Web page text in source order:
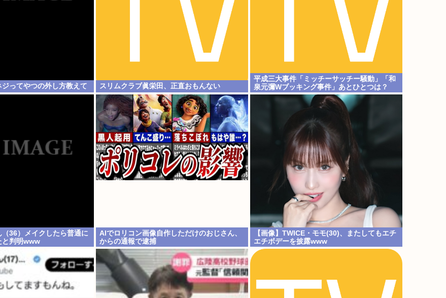
ってやつの外し方教えて スリムクラブ眞栄田、正直おもんない
平成三大事件「ミッチーサッチー騒動」「和
泉元彌Wブッキング事件」あとひとつは？
36）メイクしたら普通に
と判明www
AIでロリコン画像自作しただけのおじさん、
からの通報で逮捕
【画像】TWICE・モモ(30)、またしてもエチ
エチボデーを披露www